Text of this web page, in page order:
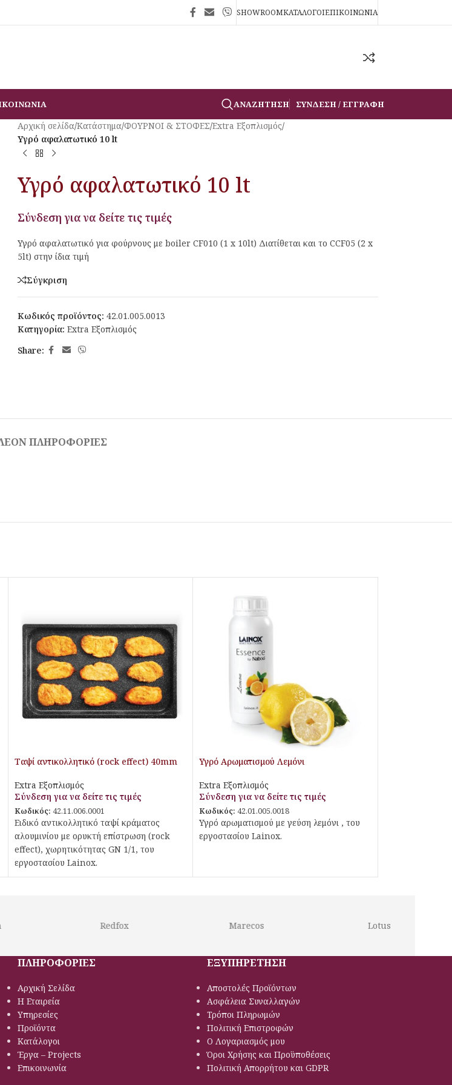
SHOWROOMΚΑΤΑΛΟΓΟΙΕΠΙΚΟΙΝΩΝΙΑ
ΑΝΑΖΉΤΗΣΗ ΣΎΝΔΕΣΗ / ΕΓΓΡΑΦΉ
Αρχική σελίδα/Κατάστημα/ΦΟΥΡΝΟΙ & ΣΤΟΦΕΣ/Extra Εξοπλισμός/
Υγρό αφαλατωτικό 10 lt
Υγρό αφαλατωτικό 10 lt
Σύνδεση για να δείτε τις τιμές
Υγρό αφαλατωτικό για φούρνους με boiler CF010 (1 x 10lt) Διατίθεται και το CCF05 (2 x
5lt) στην ίδια τιμή
Σύγκριση
Κωδικός προϊόντος: 42.01.005.0013
Κατηγορία: Extra Εξοπλισμός
Share:
ΠΛΗΡΟΦΟΡΊΕΣ
Ταψί αντικολλητικό (rock effect) 40mm
Extra Εξοπλισμός
Σύνδεση για να δείτε τις τιμές
Κωδικός: 42.11.006.0001
Ειδικό αντικολλητικό ταψί κράματος
αλουμινίου με ορυκτή επίστρωση (rock
effect), χωρητικότητας GN 1/1, του
εργοστασίου Lainox.
Υγρό Αρωματισμού Λεμόνι
Extra Εξοπλισμός
Σύνδεση για να δείτε τις τιμές
Κωδικός: 42.01.005.0018
Υγρό αρωματισμού με γεύση λεμόνι , του
εργοστασίου Lainox.
ΠΛΗΡΟΦΟΡΙΕΣ
Αρχική Σελίδα
Η Εταιρεία
Υπηρεσίες
Προϊόντα
Κατάλογοι
Έργα – Projects
Επικοινωνία
ΕΞΥΠΗΡΕΤΗΣΗ
Αποστολές Προϊόντων
Ασφάλεια Συναλλαγών
Τρόποι Πληρωμών
Πολιτική Eπιστροφών
Ο Λογαριασμός μου
Όροι Χρήσης και Προϋποθέσεις
Πολιτική Απορρήτου και GDPR